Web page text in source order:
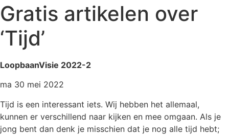
Gratis artikelen over
‘Tijd’
LoopbaanVisie 2022-2
ma 30 mei 2022
Tijd is een interessant iets. Wij hebben het allemaal,
kunnen er verschillend naar kijken en mee omgaan. Als je
jong bent dan denk je misschien dat je nog alle tijd hebt;